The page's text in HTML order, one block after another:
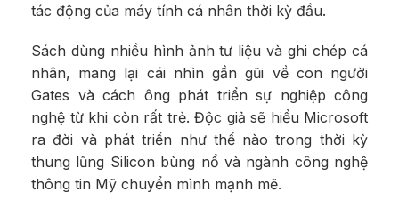
tác động của máy tính cá nhân thời kỳ đầu.
Sách dùng nhiều hình ảnh tư liệu và ghi chép cá
nhân, mang lại cái nhìn gần gũi về con người
Gates và cách ông phát triển sự nghiệp công
nghệ từ khi còn rất trẻ. Độc giả sẽ hiểu Microsoft
ra đời và phát triển như thế nào trong thời kỳ
thung lũng Silicon bùng nổ và ngành công nghệ
thông tin Mỹ chuyển mình mạnh mẽ.